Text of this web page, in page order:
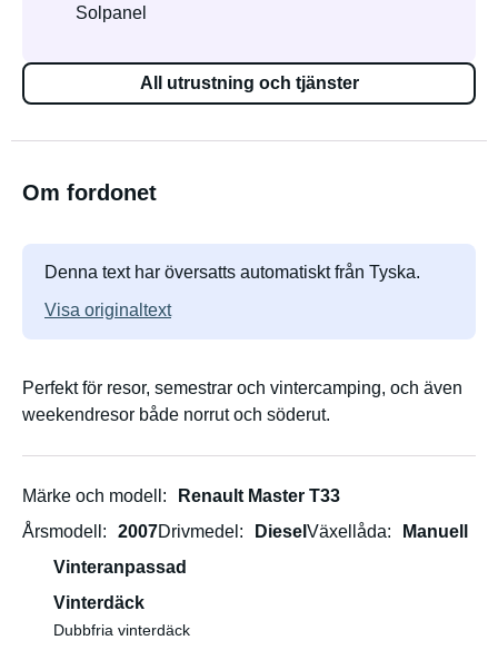
Solpanel
All utrustning och tjänster
Om fordonet
Denna text har översatts automatiskt från Tyska.
Visa originaltext
Perfekt för resor, semestrar och vintercamping, och även
weekendresor både norrut och söderut.
Märke och modell
Renault Master T33
Årsmodell
2007Drivmedel Diesel Växellåda
Manuell
Vinteranpassad
Vinterdäck
Dubbfria vinterdäck